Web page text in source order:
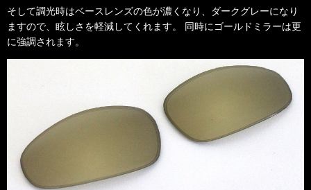
そして調光時はベースレンズの色が濃くなり、ダークグレーになり
ますので、眩しさを軽減してくれます。
同時にゴールドミラーは更
に強調されます。